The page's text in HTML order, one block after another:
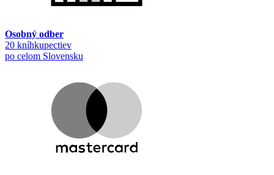
Osobný odber
20 kníhkupectiev
po celom Slovensku